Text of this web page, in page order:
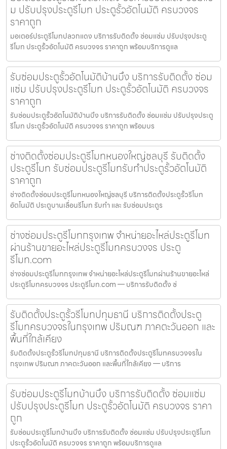
ม ปรับปรุงประตูรีโมท ประตูรั้วอัตโนมัติ ครบวงจร
ราคาถูก
มอเตอร์ประตูรีโมทปลวกแดง บริการรับติดตั้ง ซ่อมแซ่ม ปรับปรุงประตู
รีโมท ประตูรั้วอัตโนมัติ ครบวงจร ราคาถูก พร้อมบริการดูแล
รับซ่อมประตูรั้วอัตโนมัติบ้านบึง บริการรับติดตั้ง ซ่อม
แซ่ม ปรับปรุงประตูรีโมท ประตูรั้วอัตโนมัติ ครบวงจร
ราคาถูก
รับซ่อมประตูรั้วอัตโนมัติบ้านบึง บริการรับติดตั้ง ซ่อมแซ่ม ปรับปรุงประตู
รีโมท ประตูรั้วอัตโนมัติ ครบวงจร ราคาถูก พร้อมบร
ช่างติดตั้งซ่อมประตูรีโมทหนองใหญ่ชลบุรี รับติดตั้ง
ประตูรีโมท รับซ่อมประตูรีโมทรับทำประตูรั้วอัตโนมัติ
ราคาถูก
ช่างติดตั้งซ่อมประตูรีโมทหนองใหญ่ชลบุรี บริการติดตั้งประตูรั้วรีโมท
อัตโนมัติ ประตูบานเลื่อนรีโมท รับทำ และ รับซ่อมประตูร
ช่างซ่อมประตูรีโมทกรุงเทพ จำหน่ายอะไหล่ประตูรีโมท
ผ่านร้านขายอะไหล่ประตูรีโมทครบวงจร ประตู
รีโมท.com
ช่างซ่อมประตูรีโมทกรุงเทพ จำหน่ายอะไหล่ประตูรีโมทผ่านร้านขายอะไหล่
ประตูรีโมทครบวงจร ประตูรีโมท.com — บริการรับติดตั้ง ซ่
รับติดตั้งประตูรั้วรีโมทปทุมธานี บริการติดตั้งประตู
รีโมทครบวงจรในกรุงเทพ ปริมณฑ ภาคตะวันออก และ
พื้นที่ใกล้เคียง
รับติดตั้งประตูรั้วรีโมทปทุมธานี บริการติดตั้งประตูรีโมทครบวงจรใน
กรุงเทพ ปริมณฑ ภาคตะวันออก และพื้นที่ใกล้เคียง — บริการ
รับซ่อมประตูรีโมทบ้านบึง บริการรับติดตั้ง ซ่อมแซ่ม
ปรับปรุงประตูรีโมท ประตูรั้วอัตโนมัติ ครบวงจร ราคา
ถูก
รับซ่อมประตูรีโมทบ้านบึง บริการรับติดตั้ง ซ่อมแซ่ม ปรับปรุงประตูรีโมท
ประตูรั้วอัตโนมัติ ครบวงจร ราคาถูก พร้อมบริการดูแล